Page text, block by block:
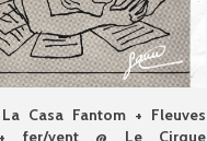
Casa Fantom + Fleuves
fer/vent @ Le Cirque